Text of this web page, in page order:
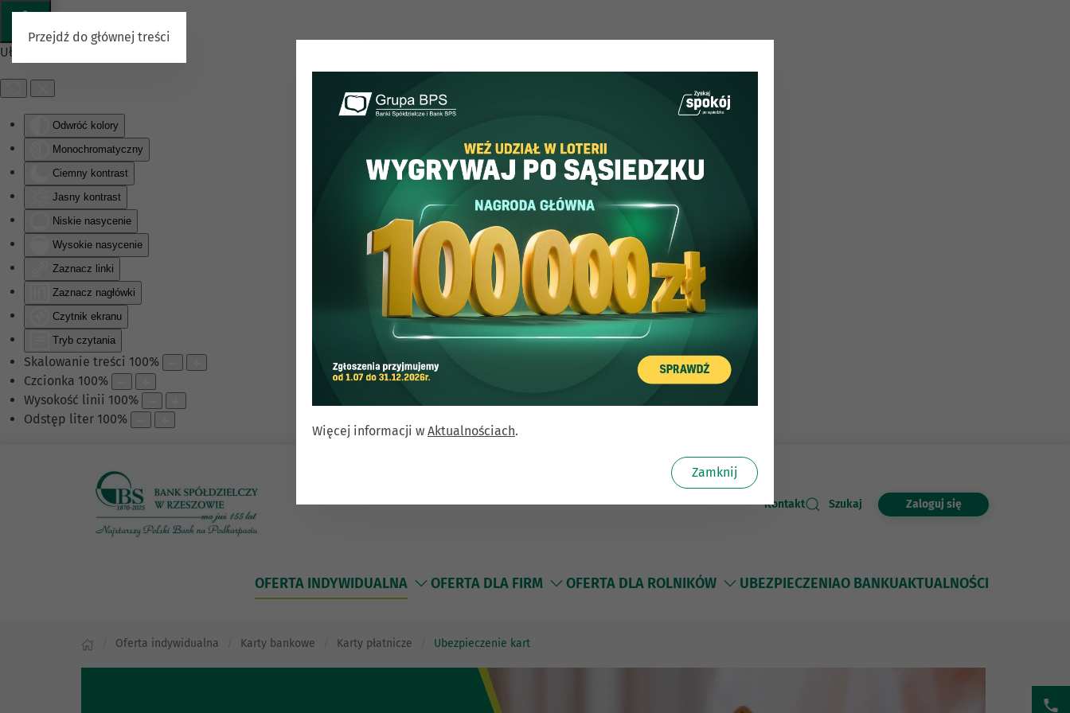
Ułatwienia dostępu
Odwróć kolory
Monochromatyczny
Ciemny kontrast
Jasny kontrast
Niskie nasycenie
Wysokie nasycenie
Zaznacz linki
Zaznacz nagłówki
Czytnik ekranu
Tryb czytania
Skalowanie treści 100%
Czcionka 100%
Wysokość linii 100%
Odstęp liter 100%
Przejdź do głównej treści
Kontakt Szukaj Zaloguj się
OFERTA INDYWIDUALNA OFERTA DLA FIRM OFERTA DLA ROLNIKÓW UBEZPIECZENIAO BANKUAKTUALNOŚCI
Oferta indywidualna Karty bankowe Karty płatnicze Ubezpieczenie kart
Więcej informacji w Aktualnościach.
Zamknij